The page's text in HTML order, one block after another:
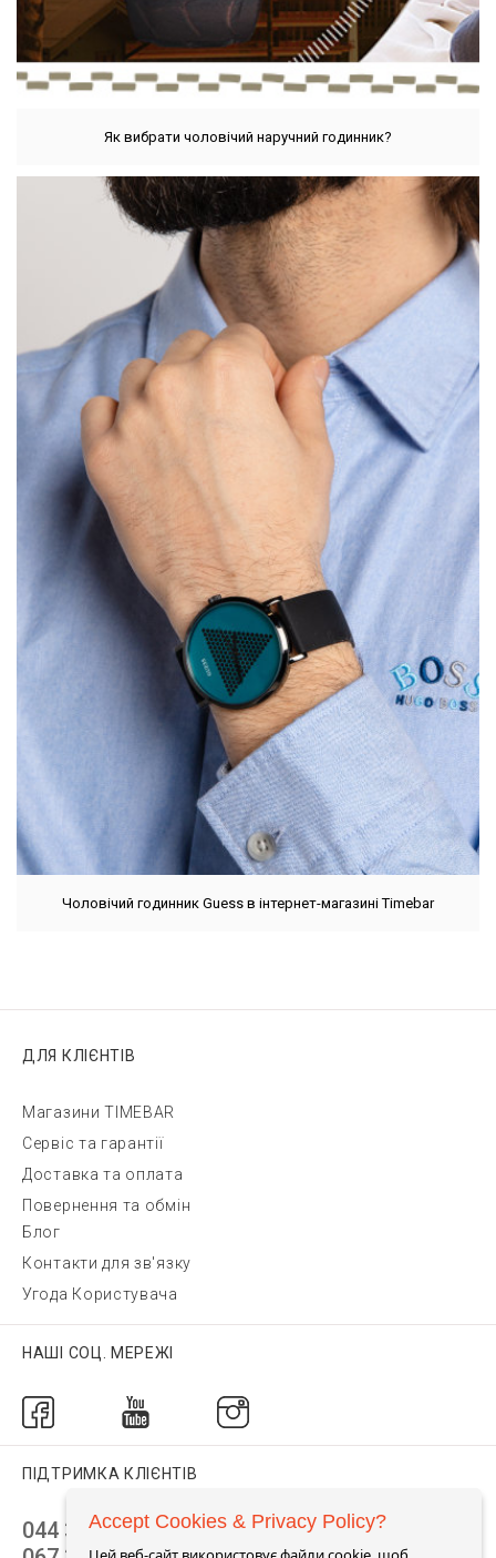
Як вибрати чоловічий наручний годинник?
Чоловічий годинник Guess в інтернет-магазині Timebar
ДЛЯ КЛІЄНТІВ
Магазини TIMEBAR
Сервіс та гарантії
Доставка та оплата
Повернення та обмін
Блог
Контакти для зв'язку
Угода Користувача
НАШІ СОЦ. МЕРЕЖІ
ПІДТРИМКА КЛІЄНТІВ
044 392 44 45
Accept Cookies & Privacy Policy?